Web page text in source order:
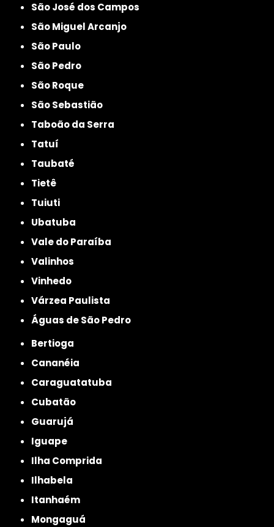
São José dos Campos
São Miguel Arcanjo
São Paulo
São Pedro
São Roque
São Sebastião
Taboão da Serra
Tatuí
Taubaté
Tietê
Tuiuti
Ubatuba
Vale do Paraíba
Valinhos
Vinhedo
Várzea Paulista
Águas de São Pedro
Bertioga
Cananéia
Caraguatatuba
Cubatão
Guarujá
Iguape
Ilha Comprida
Ilhabela
Itanhaém
Mongaguá